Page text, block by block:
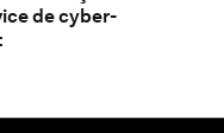
de cyber-